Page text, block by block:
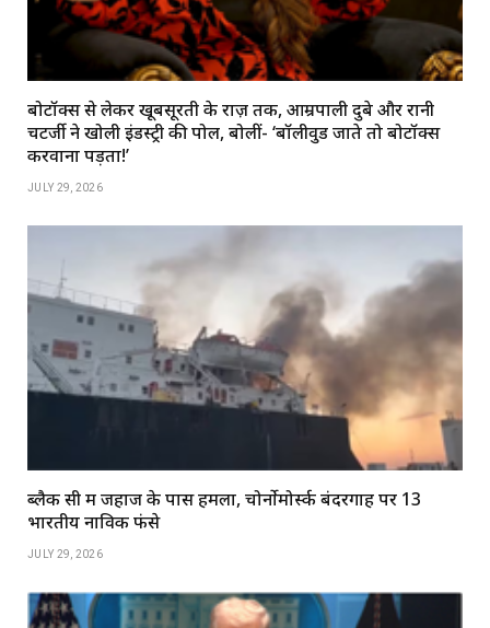
बोटॉक्स से लेकर खूबसूरती के राज़ तक, आम्रपाली दुबे और रानी
चटर्जी ने खोली इंडस्ट्री की पोल, बोलीं- ‘बॉलीवुड जाते तो बोटॉक्स
करवाना पड़ता!’
JULY 29, 2026
ब्लैक सी में जहाज के पास हमला, चोर्नोमोर्स्क बंदरगाह पर 13
भारतीय नाविक फंसे
JULY 29, 2026